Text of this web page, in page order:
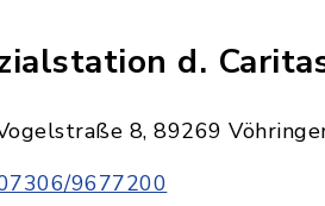
d.
8, 89269
9677200